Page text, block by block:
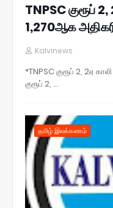
TNPSC குரூப்
1,270ஆக
Kalvinews
*TNPSC குரூப் 2, 2ஏ
குரூப் 2, …
தமிழ் இலக்கணம்